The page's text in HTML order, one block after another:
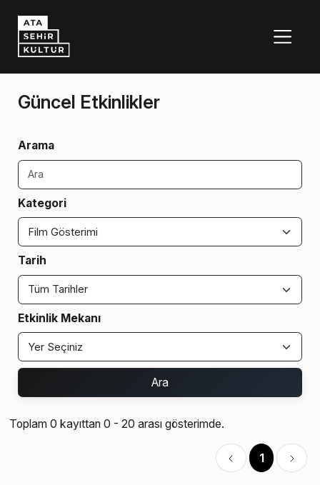
Güncel Etkinlikler
Arama
Kategori
Tarih
Etkinlik Mekanı
Ara
Toplam 0 kayıttan 0 - 20 arası gösterimde.
1